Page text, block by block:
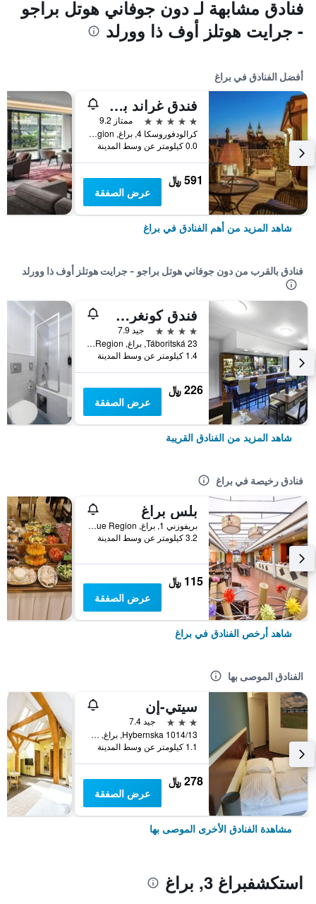
فنادق مشابهة لـ دون جوفاني هوتل براجو
- جرايت هوتلز أوف ذا وورلد
أفضل الفنادق في براغ
فندق غراند بوهيميا
5 نجوم
ممتاز 9.2
كرالودفوروسكا 4, براغ, Prague Region, جمهورية التشيك
0.0 كيلومتر عن وسط المدينة
591 ﷼
عرض الصفقة
شاهد المزيد من أهم الفنادق في براغ
فنادق بالقرب من دون جوفاني هوتل براجو - جرايت هوتلز أوف ذا وورلد
فندق كونغرس & ولنيس أولزانكا
4 نجوم
جيد 7.9
Táboritská 23, براغ, Prague Region, جمهورية التشيك
1.4 كيلومتر عن وسط المدينة
226 ﷼
عرض الصفقة
شاهد المزيد من الفنادق القريبة
فنادق رخيصة في براغ
بلس براغ
بريفوزني 1, براغ, Prague Region, جمهورية التشيك
3.2 كيلومتر عن وسط المدينة
115 ﷼
عرض الصفقة
شاهد أرخص الفنادق في براغ
الفنادق الموصى بها
سيتي-إن
3 نجوم
جيد 7.4
Hybernska 1014/13, براغ, Prague Region, جمهورية التشيك
1.1 كيلومتر عن وسط المدينة
278 ﷼
عرض الصفقة
مشاهدة الفنادق الأخرى الموصى بها
استكشفبراغ 3, براغ